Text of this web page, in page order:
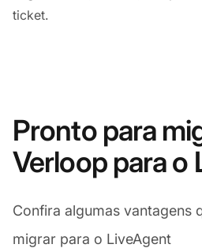
ticket.
Pronto para
Verloop para o
Confira algumas vantagens
migrar para o LiveAgent